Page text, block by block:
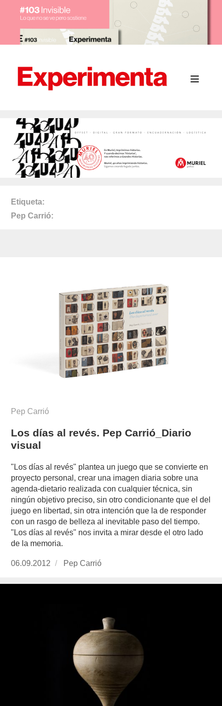
Etiqueta
Pep Carrió
Pep Carrió
Los días al revés. Pep Carrió_Diario
visual
"Los días al revés" plantea un juego que se convierte en
proyecto personal, crear una imagen diaria sobre una
agenda-dietario realizada con cualquier técnica, sin
ningún objetivo preciso, sin otro condicionante que el del
juego en libertad, sin otra intención que la de responder
con un rasgo de belleza al inevitable paso del tiempo.
"Los días al revés" nos invita a mirar desde el otro lado
de la memoria.
Publicado
06.09.2012 https://www.experimenta.es/author/
Pep Carrió